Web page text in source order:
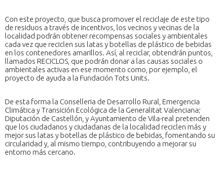
Con este proyecto, que busca promover el reciclaje de este tipo
de residuos a través de incentivos, los vecinos y vecinas de la
localidad podrán obtener recompensas sociales y ambientales
cada vez que reciclen sus latas y botellas de plástico de bebidas
en los contenedores amarillos. Así, al reciclar, obtendrán puntos,
llamados RECICLOS, que podrán donar a las causas sociales o
ambientales activas en ese momento como, por ejemplo, el
proyecto de ayuda a la Fundación Tots Units.
De esta forma la Conselleria de Desarrollo Rural, Emergencia
Climática y Transición Ecológica de la Generalitat Valenciana;
Diputación de Castellón, y Ayuntamiento de Vila-real pretenden
que los ciudadanos y ciudadanas de la localidad reciclen más y
mejor sus latas y botellas de plástico de bebidas, fomentando su
circularidad y, al mismo tiempo, contribuyendo a mejorar su
entorno más cercano.